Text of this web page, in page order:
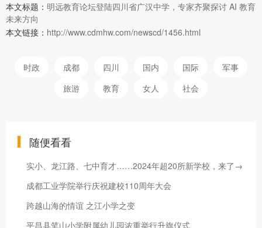
本文标题： 明远教育论坛登陆四川省广汉中学，专家齐聚探讨 AI 教育
未来方向
本文链接： http://www.cdmhw.com/newscd/1456.html
时政 成都 四川 国内 国际
军事
旅游
教育 女人 社会
随便看看
实小、龙江路、七中育才……2024年超20所新学校，来了→
成都工业学院举行庆祝建校110周年大会
跨越山海的情谊 之江小学之变
平昌县笔山小学附属幼儿园浓重举行升旗仪式